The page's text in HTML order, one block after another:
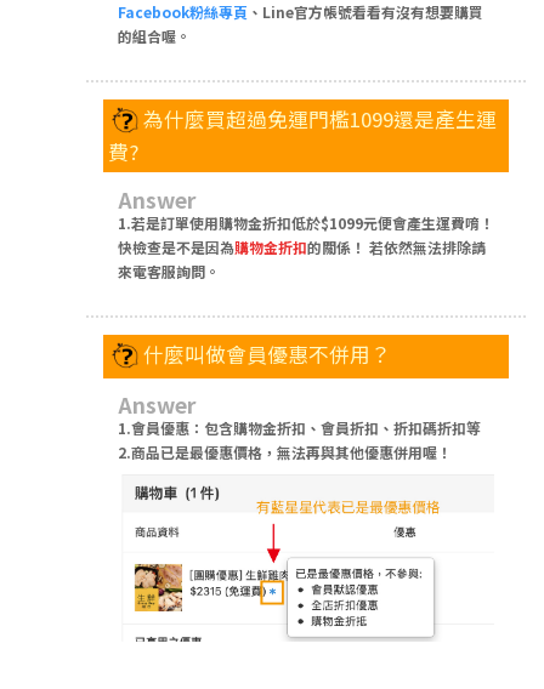
Facebook粉絲專頁 、Line官方帳號看看有沒有想要購買
的組合喔。
為什麼買超過免運門檻1099還是產生運
費?
Answer
1.若是訂單使用購物金折扣低於$1099元便會產生運費唷！
快檢查是不是因為購物金折扣的關係！ 若依然無法排除請
來電客服詢問。
什麼叫做會員優惠不併用？
Answer
1.會員優惠：包含購物金折扣、會員折扣、折扣碼折扣等
2.商品已是最優惠價格，無法再與其他優惠併用喔！